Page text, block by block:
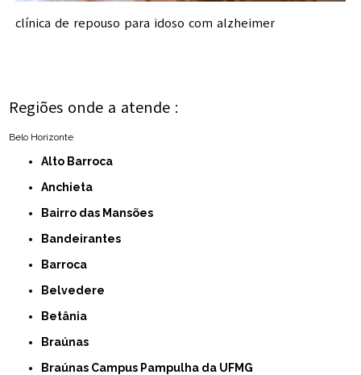
clínica de repouso para idoso com alzheimer
Regiões onde a atende :
Belo Horizonte
Alto Barroca
Anchieta
Bairro das Mansões
Bandeirantes
Barroca
Belvedere
Betânia
Braúnas
Braúnas Campus Pampulha da UFMG